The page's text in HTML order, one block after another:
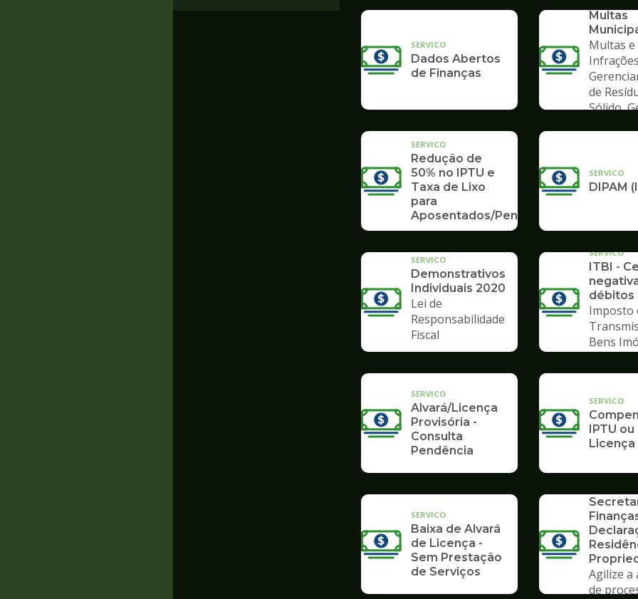
SERVICO
Dados Abertos
de Finanças
Multas
Multas e
de
Sólido,
SERVICO
Redução de
50% no IPTU e
Taxa de Lixo
para
Aposentados/Pensionistas
SERVICO
DIPAM
SERVICO
Demonstrativos
Individuais 2020
Lei de
Responsabilidade
Fiscal
SERVICO
ITBI -
débitos
Imposto
Bens
SERVICO
Alvará/Licença
Provisória -
Consulta
Pendência
SERVICO
IPTU
Licença
SERVICO
Baixa de Alvará
de Licença -
Sem Prestação
de Serviços
SERVICO
Agilize
de